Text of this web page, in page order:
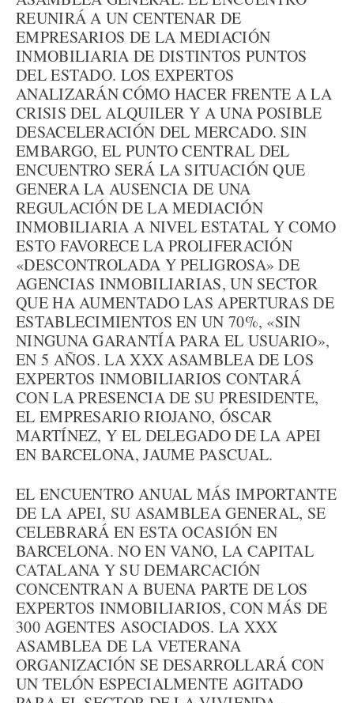
REUNIRÁ A UN CENTENAR DE
EMPRESARIOS DE LA MEDIACIÓN
INMOBILIARIA DE DISTINTOS PUNTOS
DEL ESTADO. LOS EXPERTOS
ANALIZARÁN CÓMO HACER FRENTE A LA
CRISIS DEL ALQUILER Y A UNA POSIBLE
DESACELERACIÓN DEL MERCADO. SIN
EMBARGO, EL PUNTO CENTRAL DEL
ENCUENTRO SERÁ LA SITUACIÓN QUE
GENERA LA AUSENCIA DE UNA
REGULACIÓN DE LA MEDIACIÓN
INMOBILIARIA A NIVEL ESTATAL Y COMO
ESTO FAVORECE LA PROLIFERACIÓN
«DESCONTROLADA Y PELIGROSA» DE
AGENCIAS INMOBILIARIAS, UN SECTOR
QUE HA AUMENTADO LAS APERTURAS DE
ESTABLECIMIENTOS EN UN 70%, «SIN
NINGUNA GARANTÍA PARA EL USUARIO»,
EN 5 AÑOS. LA XXX ASAMBLEA DE LOS
EXPERTOS INMOBILIARIOS CONTARÁ
CON LA PRESENCIA DE SU PRESIDENTE,
EL EMPRESARIO RIOJANO, ÓSCAR
MARTÍNEZ, Y EL DELEGADO DE LA APEI
EN BARCELONA, JAUME PASCUAL.
EL ENCUENTRO ANUAL MÁS IMPORTANTE
DE LA APEI, SU ASAMBLEA GENERAL, SE
CELEBRARÁ EN ESTA OCASIÓN EN
BARCELONA. NO EN VANO, LA CAPITAL
CATALANA Y SU DEMARCACIÓN
CONCENTRAN A BUENA PARTE DE LOS
EXPERTOS INMOBILIARIOS, CON MÁS DE
300 AGENTES ASOCIADOS. LA XXX
ASAMBLEA DE LA VETERANA
ORGANIZACIÓN SE DESARROLLARÁ CON
UN TELÓN ESPECIALMENTE AGITADO